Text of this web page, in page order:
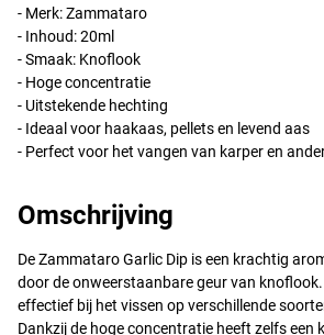
- Merk: Zammataro
- Inhoud: 20ml
- Smaak: Knoflook
- Hoge concentratie
- Uitstekende hechting
- Ideaal voor haakaas, pellets en levend aas
- Perfect voor het vangen van karper en
Omschrijving
De Zammataro Garlic Dip is een krachtig
door de onweerstaanbare geur van
effectief bij het vissen op verschillende
Dankzij de hoge concentratie heeft zelfs een